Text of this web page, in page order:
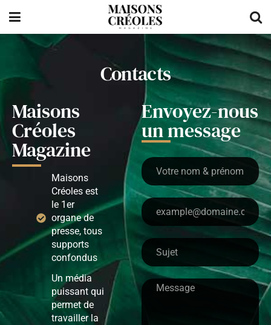
Contacts
Maisons
Créoles
Magazine
Maisons
Créoles est
le 1er
organe de
presse, tous
supports
confondus
Un média
puissant qui
permet de
travailler la
Envoyez-nous
un message